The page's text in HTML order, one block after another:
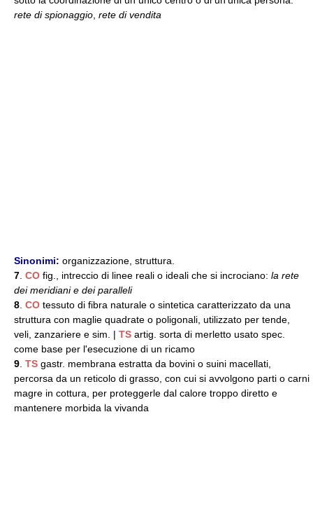
rete di spionaggio rete di vendita
Sinonimi: organizzazione, struttura.
7 CO fig., intreccio di linee reali o ideali che si incrociano: la rete
dei meridiani e dei paralleli
8 CO tessuto di fibra naturale o sintetica caratterizzato da una
struttura con maglie quadrate o poligonali, utilizzato per tende,
veli, zanzariere e sim. | TS artig. sorta di merletto usato spec.
come base per l'esecuzione di un ricamo
9 TS gastr. membrana estratta da bovini o suini macellati,
percorsa da un reticolo di grasso, con cui si avvolgono parti o carni
magre in cottura, per proteggerle dal calore troppo diretto e
mantenere morbida la vivanda